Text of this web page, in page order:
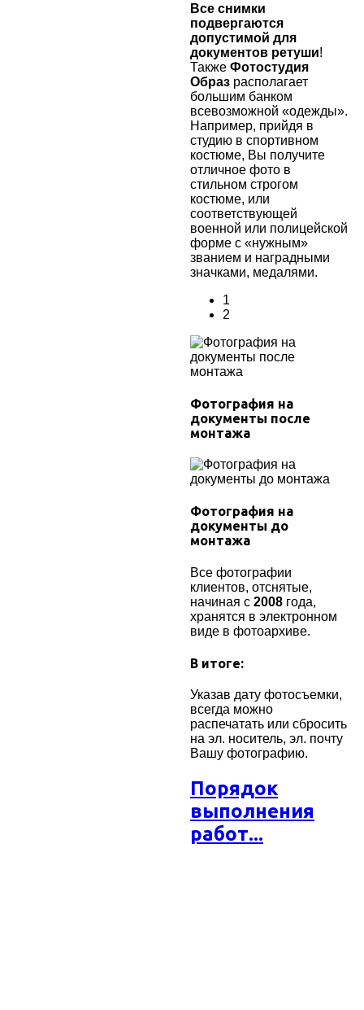
Все снимки
подвергаются
допустимой для
документов ретуши!
Также Фотостудия
Образ располагает
большим банком
всевозможной «одежды».
Например, прийдя в
студию в спортивном
костюме, Вы получите
отличное фото в
стильном строгом
костюме, или
соответствующей
военной или полицейской
форме с «нужным»
званием и наградными
значками, медалями.
1
2
Фотография на
документы после
монтажа
Фотография на
документы до
монтажа
Все фотографии
клиентов, отснятые,
начиная с 2008 года,
хранятся в электронном
виде в фотоархиве.
В итоге:
Указав дату фотосъемки,
всегда можно
распечатать или сбросить
на эл. носитель, эл. почту
Вашу фотографию.
Порядок
выполнения
работ...